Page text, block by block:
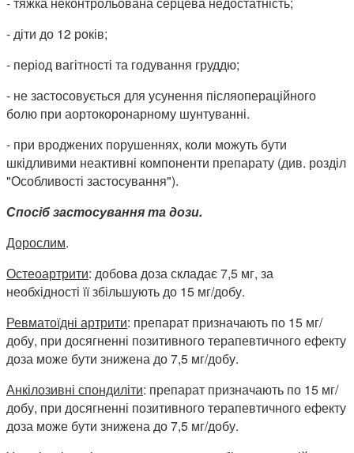
- діти до 12 років;
- період вагітності та годування груддю;
- не застосовується для усунення післяопераційного
болю при аортокоронарному шунтуванні.
- при вроджених порушеннях, коли можуть бути
шкідливими неактивні компоненти препарату (див. розділ
"Особливості застосування").
Спосіб застосування та дози.
Дорослим.
Остеоартрити: добова доза складає 7,5 мг, за
необхідності її збільшують до 15 мг/добу.
Ревматоїдні артрити: препарат призначають по 15 мг/
добу, при досягненні позитивного терапевтичного ефекту
доза може бути знижена до 7,5 мг/добу.
Анкілозивні спондиліти: препарат призначають по 15 мг/
добу, при досягненні позитивного терапевтичного ефекту
доза може бути знижена до 7,5 мг/добу.